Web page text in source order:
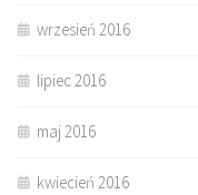
wrzesień 2016
lipiec 2016
maj 2016
kwiecień 2016